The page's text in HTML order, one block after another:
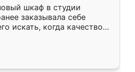
шкаф в студии
заказывала себе
искать, когда качеством
Служит кухня уже почти
нет.